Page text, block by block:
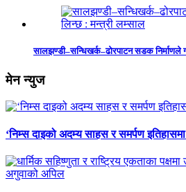
सालझण्डी–सन्धिखर्क–ढोरपाटन सडक निर्माणले
मेन न्युज
‘निम्स दाइको अदम्य साहस र समर्पण